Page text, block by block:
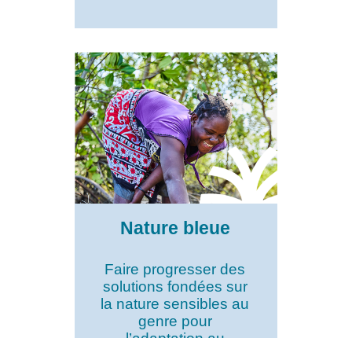
Nature bleue
Faire progresser des
solutions fondées sur
la nature sensibles au
genre pour